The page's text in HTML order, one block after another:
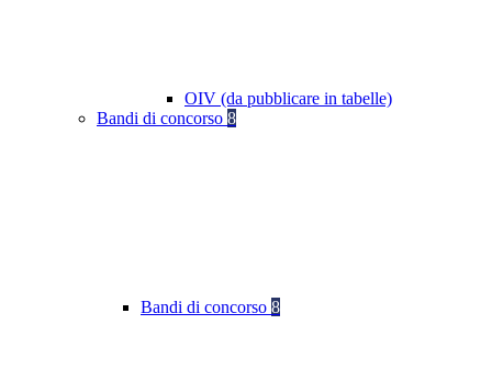
OIV (da pubblicare in tabelle)
Bandi di concorso 8
Bandi di concorso 8